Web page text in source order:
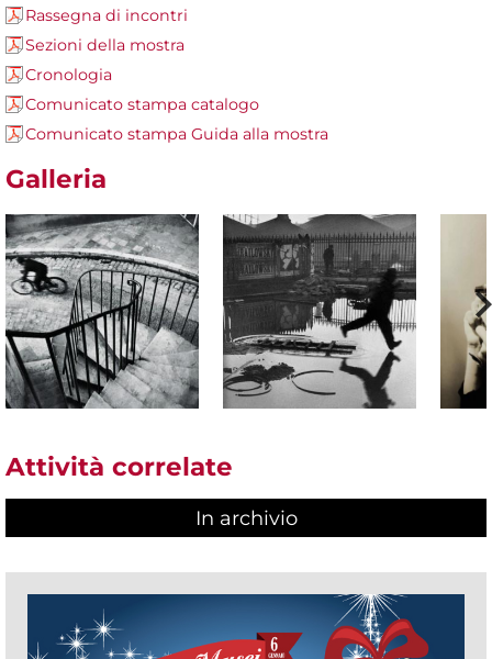
Rassegna di incontri
Sezioni della mostra
Cronologia
Comunicato stampa catalogo
Comunicato stampa Guida alla mostra
Galleria
Attività correlate
In archivio